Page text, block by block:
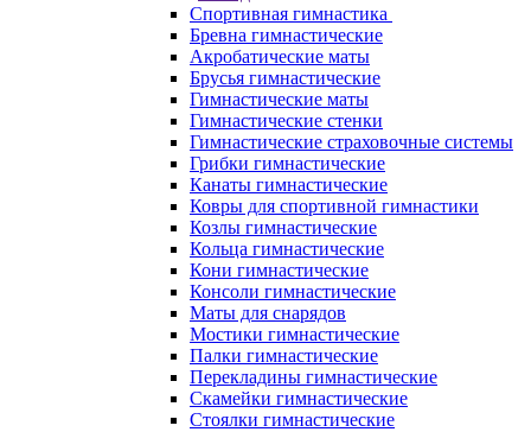
Спортивная гимнастика
Бревна гимнастические
Акробатические маты
Брусья гимнастические
Гимнастические маты
Гимнастические стенки
Гимнастические страховочные системы
Грибки гимнастические
Канаты гимнастические
Ковры для спортивной гимнастики
Козлы гимнастические
Кольца гимнастические
Кони гимнастические
Консоли гимнастические
Маты для снарядов
Мостики гимнастические
Палки гимнастические
Перекладины гимнастические
Скамейки гимнастические
Стоялки гимнастические